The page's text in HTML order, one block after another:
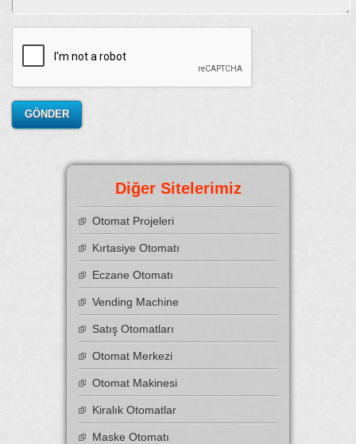
Diğer Sitelerimiz
Otomat Projeleri
Kırtasiye Otomatı
Eczane Otomatı
Vending Machine
Satış Otomatları
Otomat Merkezi
Otomat Makinesi
Kiralık Otomatlar
Maske Otomatı